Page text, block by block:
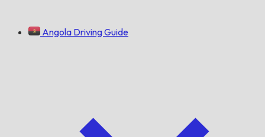
Angola Driving Guide